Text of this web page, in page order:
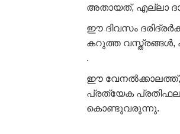
അതായത്, എല്ലാ
ഈ ദിവസം
കറുത്ത വസ്ത്രങ്ങൾ,
.
ഈ വേനൽക്കാലത്ത്,
പ്രത്യേക
കൊണ്ടുവരുന്നു.